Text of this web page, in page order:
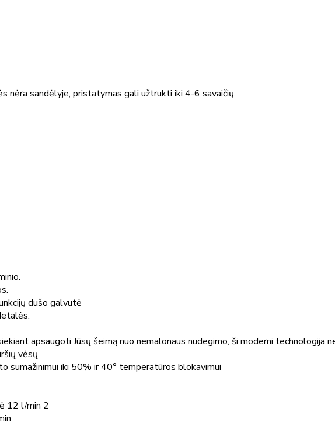
nėra sandėlyje, pristatymas gali užtrukti iki 4-6 savaičių.
dušo galvutė
apsaugoti Jūsų šeimą nuo nemalonaus nudegimo, ši moderni technologija
vėsų
sumažinimui iki 50% ir 40° temperatūros blokavimui
12 l/min 2